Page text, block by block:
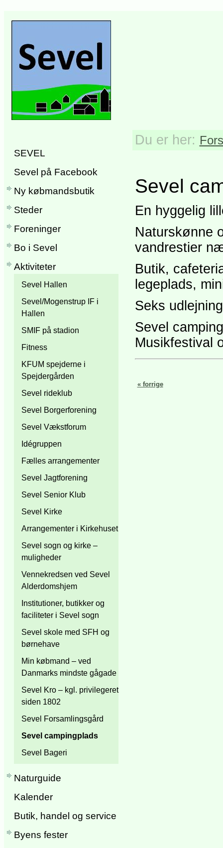
SEVEL
Sevel på Facebook
Ny købmandsbutik
Steder
Foreninger
Bo i Sevel
Aktiviteter
Sevel Hallen
Sevel/Mogenstrup IF i
Hallen
SMIF på stadion
Fitness
KFUM spejderne i
Spejdergården
Sevel rideklub
Sevel Borgerforening
Sevel Vækstforum
Idégruppen
Fælles arrangementer
Sevel Jagtforening
Sevel Senior Klub
Sevel Kirke
Arrangementer i Kirkehuset
Sevel sogn og kirke –
muligheder
Vennekredsen ved Sevel
Alderdomshjem
Institutioner, butikker og
faciliteter i Sevel sogn
Sevel skole med SFH og
børnehave
Min købmand – ved
Danmarks mindste gågade
Sevel Kro – kgl. privilegeret
siden 1802
Sevel Forsamlingsgård
Sevel campingplads
Sevel Bageri
Naturguide
Kalender
Butik, handel og service
Byens fester
Du er her:
Sevel
En hyggelig
Naturskønne
vandrestier
Butik,
legeplads,
Seks
Sevel
Musikfestival
« forrige